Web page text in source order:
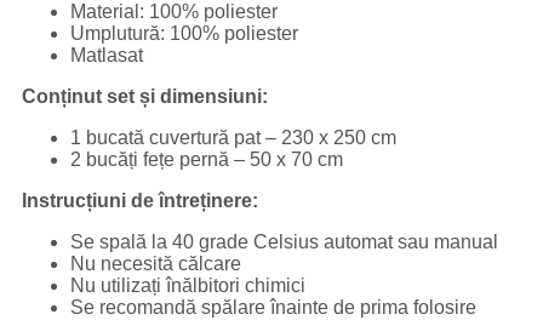
Material: 100% poliester
Umplutură: 100% poliester
Matlasat
Conținut set și dimensiuni:
1 bucată cuvertură pat – 230 x 250 cm
2 bucăți fețe pernă – 50 x 70 cm
Instrucțiuni de întreținere:
Se spală la 40 grade Celsius automat sau manual
Nu necesită călcare
Nu utilizați înălbitori chimici
Se recomandă spălare înainte de prima folosire